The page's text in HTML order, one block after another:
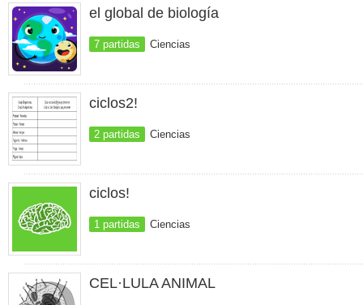
el global de biología
7 partidas Ciencias
ciclos2!
2 partidas Ciencias
ciclos!
1 partidas Ciencias
CEL·LULA ANIMAL